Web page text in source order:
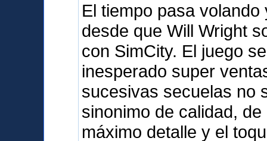
El tiempo pasa
desde que Will Wright
con SimCity. El juego
inesperado super
sucesivas secuelas no
sinonimo de calidad,
máximo detalle y el